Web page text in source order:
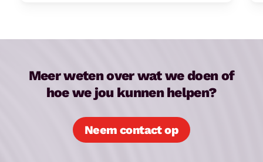
Meer weten over wat we doen of
hoe we jou kunnen helpen?
Neem contact op